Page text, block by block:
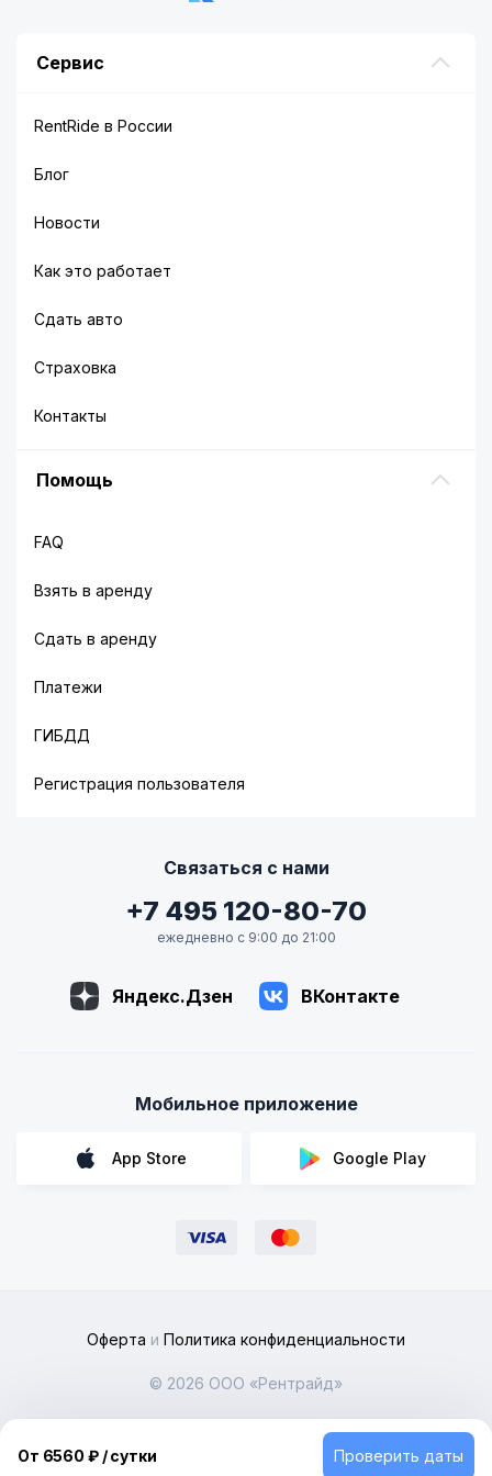
От 6560 ₽ / сутки Проверить даты
Сервис
RentRide в России
Блог
Новости
Как это работает
Сдать авто
Страховка
Контакты
Помощь
FAQ
Взять в аренду
Сдать в аренду
Платежи
ГИБДД
Регистрация пользователя
Связаться с нами
+7 495 120-80-70
ежедневно с 9:00 до 21:00
Яндекс.Дзен ВКонтакте
Мобильное приложение
App Store Google Play
Оферта и Политика конфиденциальности
© 2026 ООО «Рентрайд»